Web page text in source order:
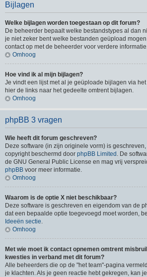
Bijlagen
Welke bijlagen worden toegestaan op dit forum?
De beheerder bepaalt welke bestandstypes al dan
je niet zeker bent welke bestanden geüpload
contact op met de beheerder voor verdere
Omhoog
Hoe vind ik al mijn bijlagen?
Je vindt een lijst met al je geüploade bijlagen via
hier de links naar het gedeelte omtrent bijlagen.
Omhoog
phpBB 3 vragen
Wie heeft dit forum geschreven?
Deze software (in zijn originele vorm) is
copyright beschermd door phpBB Limited . De
de GNU General Public License en mag vrij
phpBB voor meer informatie.
Omhoog
Waarom is de optie X niet beschikbaar?
Deze software is geschreven en eigendom van de
dat een bepaalde optie toegevoegd moet worden,
Ideeën sectie.
Omhoog
Met wie moet ik contact opnemen omtrent
kwesties in verband met dit forum?
Alle beheerders die op de "het team"-pagina
je klachten. Als je geen reactie hebt gekregen, kan